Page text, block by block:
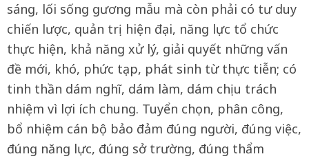
sáng, lối sống gương mẫu mà còn phải có tư duy
chiến lược, quản trị hiện đại, năng lực tổ chức
thực hiện, khả năng xử lý, giải quyết những vấn
đề mới, khó, phức tạp, phát sinh từ thực tiễn; có
tinh thần dám nghĩ, dám làm, dám chịu trách
nhiệm vì lợi ích chung. Tuyển chọn, phân công,
bổ nhiệm cán bộ bảo đảm đúng người, đúng việc,
đúng năng lực, đúng sở trường, đúng thẩm